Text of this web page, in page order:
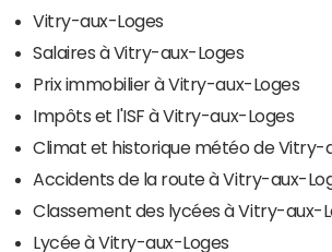
Vitry-aux-Loges
Salaires à Vitry-aux-Loges
Prix immobilier à Vitry-aux-Loges
Impôts et l'ISF à Vitry-aux-Loges
Climat et historique météo de Vitry-
Accidents de la route à Vitry-aux-
Classement des lycées à Vitry-aux-
Lycée à Vitry-aux-Loges